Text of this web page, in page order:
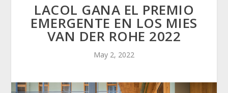
LACOL GANA EL PREMIO
EMERGENTE EN LOS MIES
VAN DER ROHE 2022
May 2, 2022